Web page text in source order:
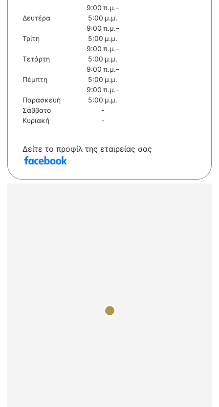
Δευτέρα
9:00 π.μ.–
5:00 μ.μ.
Τρίτη
9:00 π.μ.–
5:00 μ.μ.
Τετάρτη
9:00 π.μ.–
5:00 μ.μ.
Πέμπτη
9:00 π.μ.–
5:00 μ.μ.
Παρασκευή
9:00 π.μ.–
5:00 μ.μ.
Σάββατο
-
Κυριακή
-
Δείτε το προφίλ της εταιρείας σας